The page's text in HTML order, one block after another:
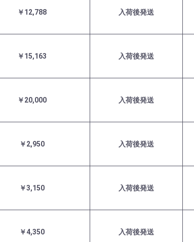
￥12,788 入荷後発送
￥15,163 入荷後発送
￥20,000 入荷後発送
￥2,950 入荷後発送
￥3,150 入荷後発送
￥4,350 入荷後発送